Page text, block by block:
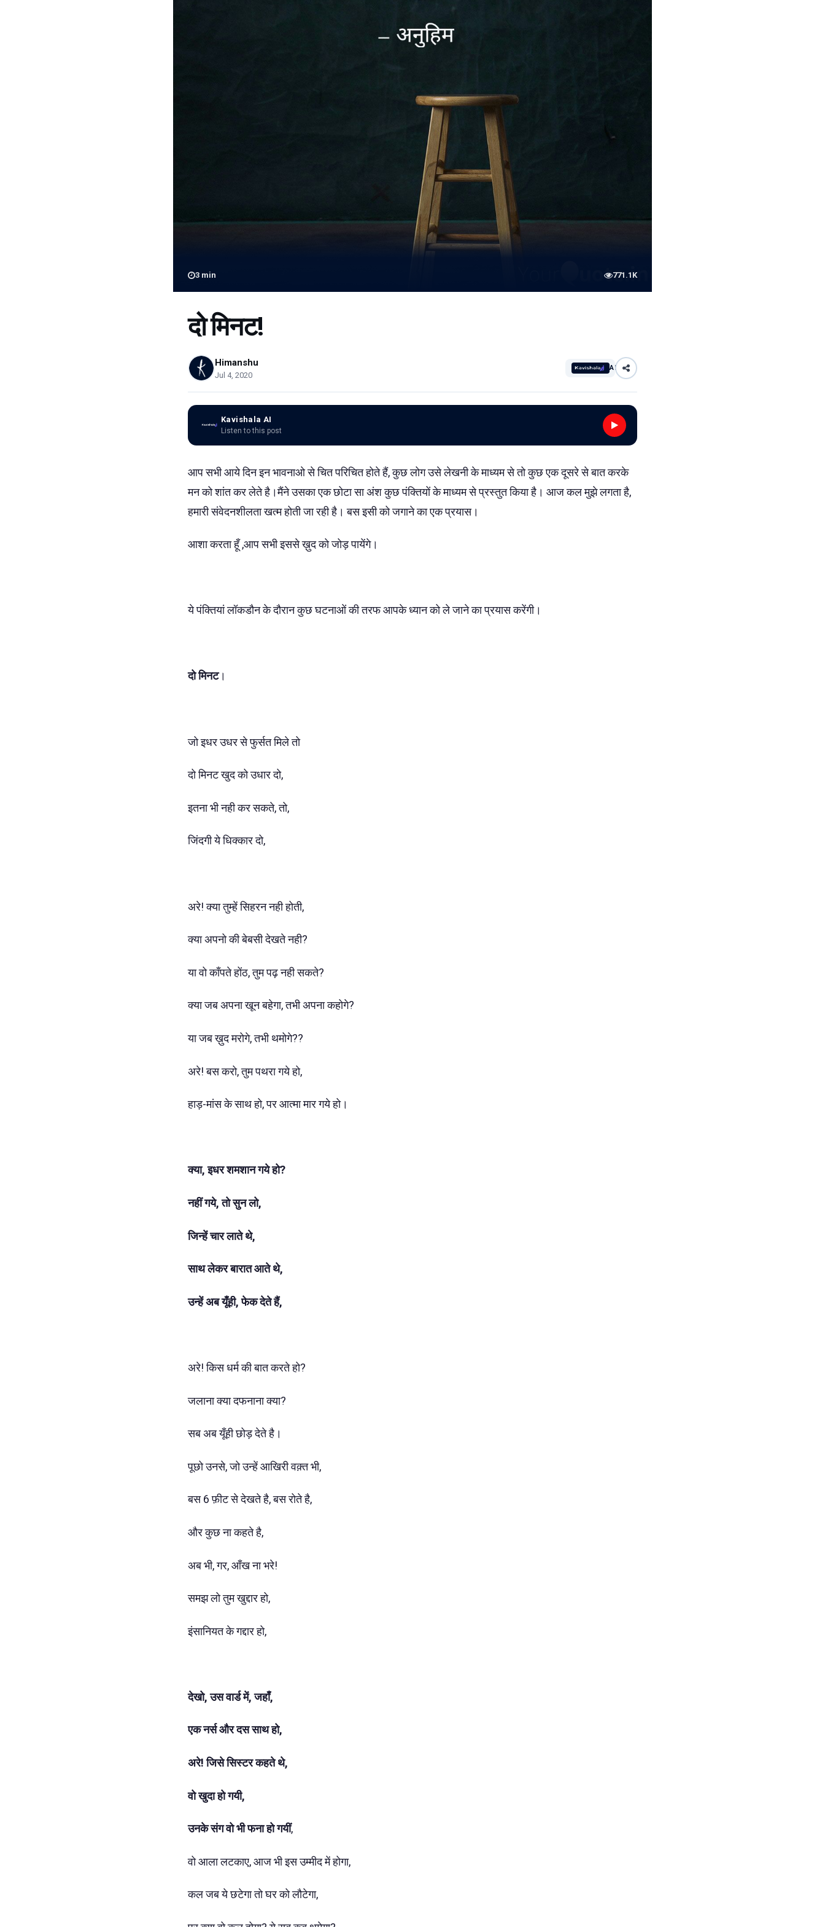
3 min 771.1K
दो मिनट!
Himanshu
Jul 4, 2020
AI
Kavishala AI
Listen to this post
आप सभी आये दिन इन भावनाओ से चित परिचित होते हैं, कुछ लोग उसे लेखनी के माध्यम से तो कुछ एक दूसरे से बात करके
मन को शांत कर लेते है।मैंने उसका एक छोटा सा अंश कुछ पंक्तियों के माध्यम से प्रस्तुत किया है। आज कल मुझे लगता है,
हमारी संवेदनशीलता खत्म होती जा रही है। बस इसी को जगाने का एक प्रयास।
आशा करता हूँ ,आप सभी इससे ख़ुद को जोड़ पायेंगे।
ये पंक्तियां लॉकडौन के दौरान कुछ घटनाओं की तरफ आपके ध्यान को ले जाने का प्रयास करेंगी।
दो मिनट।
जो इधर उधर से फुर्सत मिले तो
दो मिनट खुद को उधार दो,
इतना भी नही कर सकते, तो,
जिंदगी ये धिक्कार दो,
अरे! क्या तुम्हें सिहरन नही होती,
क्या अपनो की बेबसी देखते नही?
या वो काँपते होंठ, तुम पढ़ नही सकते?
क्या जब अपना खून बहेगा, तभी अपना कहोगे?
या जब ख़ुद मरोगे, तभी थमोगे??
अरे! बस करो, तुम पथरा गये हो,
हाड़-मांस के साथ हो, पर आत्मा मार गये हो।
क्या, इधर शमशान गये हो?
नहीं गये, तो सुन लो,
जिन्हें चार लाते थे,
साथ लेकर बारात आते थे,
उन्हें अब यूँही, फेक देते हैं,
अरे! किस धर्म की बात करते हो?
जलाना क्या दफनाना क्या?
सब अब यूँही छोड़ देते है।
पूछो उनसे, जो उन्हें आखिरी वक़्त भी,
बस 6 फ़ीट से देखते है, बस रोते है,
और कुछ ना कहते है,
अब भी, गर, आँख ना भरे!
समझ लो तुम खुद्दार हो,
इंसानियत के गद्दार हो,
देखो, उस वार्ड में, जहाँ,
एक नर्स और दस साथ हो,
अरे! जिसे सिस्टर कहते थे,
वो खुदा हो गयी,
उनके संग वो भी फना हो गयीं,
वो आला लटकाए, आज भी इस उम्मीद में होगा,
कल जब ये छटेगा तो घर को लौटेगा,